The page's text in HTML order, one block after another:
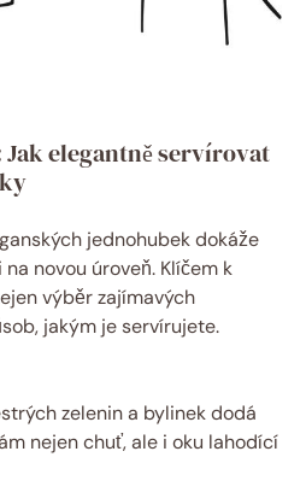
elegantně servírovat
jednohubek dokáže
novou úroveň. Klíčem k
výběr zajímavých
jakým je servírujete.
zelenin a bylinek dodá
nejen chuť, ale i oku lahodící